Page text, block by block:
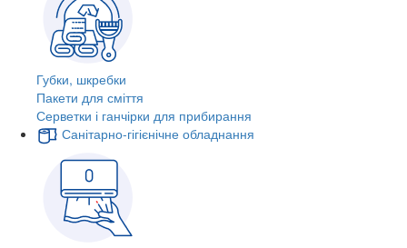
Губки, шкребки
Пакети для сміття
Серветки і ганчірки для прибирання
Санітарно-гігієнічне обладнання